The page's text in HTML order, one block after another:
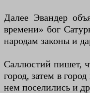
Далее Эвандер
времени» бог
народам законы и
Саллюстий пишет,
город, затем в
нем поселились и